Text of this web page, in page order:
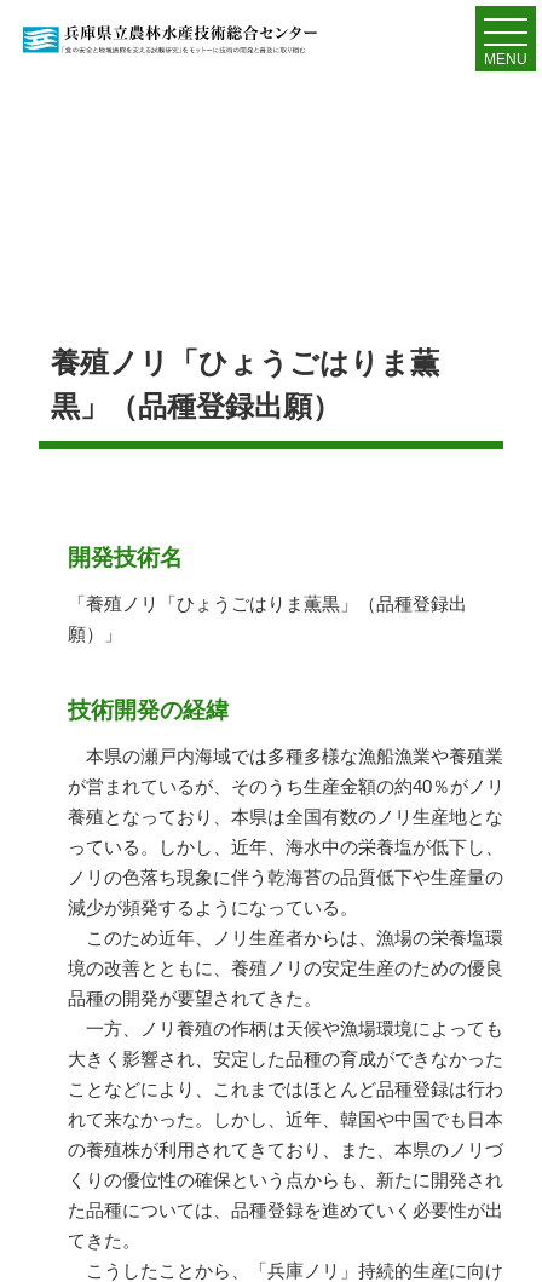
MENU
養殖ノリ「ひょうごはりま薫
黒」（品種登録出願）
開発技術名
「養殖ノリ「ひょうごはりま薫黒」（品種登録出
願）」
技術開発の経緯
本県の瀬戸内海域では多種多様な漁船漁業や養殖業
が営まれているが、そのうち生産金額の約40％がノリ
養殖となっており、本県は全国有数のノリ生産地とな
っている。しかし、近年、海水中の栄養塩が低下し、
ノリの色落ち現象に伴う乾海苔の品質低下や生産量の
減少が頻発するようになっている。
このため近年、ノリ生産者からは、漁場の栄養塩環
境の改善とともに、養殖ノリの安定生産のための優良
品種の開発が要望されてきた。
一方、ノリ養殖の作柄は天候や漁場環境によっても
大きく影響され、安定した品種の育成ができなかった
ことなどにより、これまではほとんど品種登録は行わ
れて来なかった。しかし、近年、韓国や中国でも日本
の養殖株が利用されてきており、また、本県のノリづ
くりの優位性の確保という点からも、新たに開発され
た品種については、品種登録を進めていく必要性が出
てきた。
こうしたことから、「兵庫ノリ」持続的生産に向け